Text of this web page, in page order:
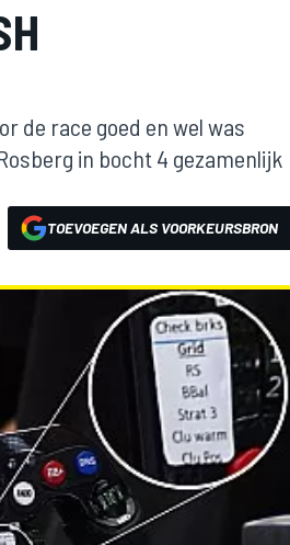
de race goed en wel was
in bocht 4 gezamenlijk
TOEVOEGEN ALS VOORKEURSBRON